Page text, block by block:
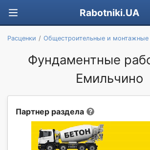
Rabotniki.UA
Расценки Общестроительные и монтажные
Фундаментные
Емильчино
Партнер раздела